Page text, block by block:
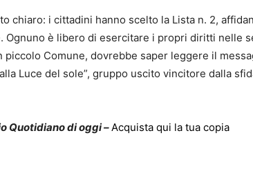
chiaro: i cittadini hanno scelto la Lista n. 2,
Ognuno è libero di esercitare i propri diritti nelle
piccolo Comune, dovrebbe saper leggere il
Luce del sole”, gruppo uscito vincitore dalla
Quotidiano di oggi –Acquista qui la tua copia